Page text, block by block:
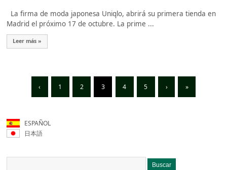
La firma de moda japonesa Uniqlo, abrirá su primera tienda en
Madrid el próximo 17 de octubre. La prime ...
Leer más »
‹ 1 2 3 4 5 › »
ESPAÑOL
日本語